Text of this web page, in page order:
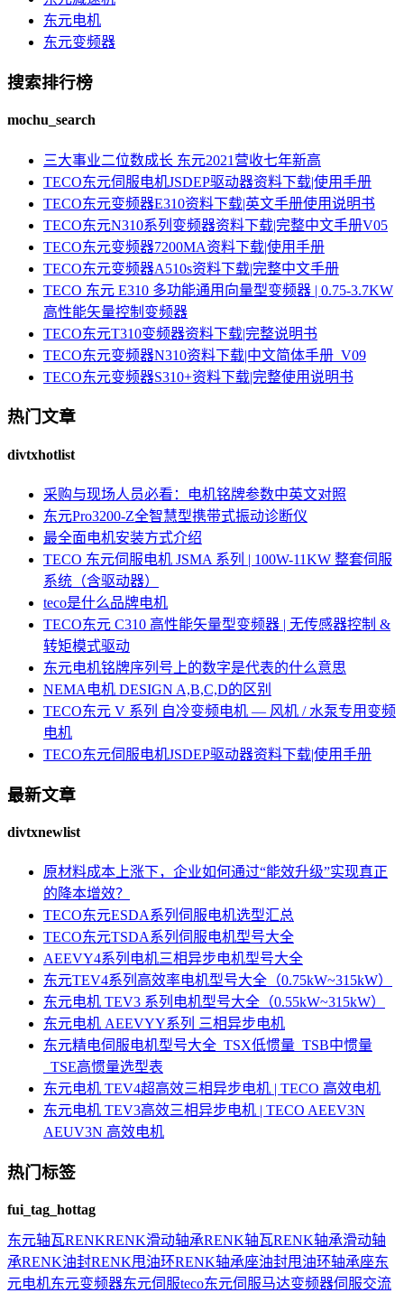
东元电机
东元变频器
搜索排行榜
mochu_search
三大事业二位数成长 东元2021营收七年新高
TECO东元伺服电机JSDEP驱动器资料下载|使用手册
TECO东元变频器E310资料下载|英文手册使用说明书
TECO东元N310系列变频器资料下载|完整中文手册V05
TECO东元变频器7200MA资料下载|使用手册
TECO东元变频器A510s资料下载|完整中文手册
TECO 东元 E310 多功能通用向量型变频器 | 0.75-3.7KW
高性能矢量控制变频器
TECO东元T310变频器资料下载|完整说明书
TECO东元变频器N310资料下载|中文简体手册_V09
TECO东元变频器S310+资料下载|完整使用说明书
热门文章
divtxhotlist
采购与现场人员必看：电机铭牌参数中英文对照
东元Pro3200-Z全智慧型携带式振动诊断仪
最全面电机安装方式介绍
TECO 东元伺服电机 JSMA 系列 | 100W-11KW 整套伺服
系统（含驱动器）
teco是什么品牌电机
TECO东元 C310 高性能矢量型变频器 | 无传感器控制 &
转矩模式驱动
东元电机铭牌序列号上的数字是代表的什么意思
NEMA电机 DESIGN A,B,C,D的区别
TECO东元 V 系列 自冷变频电机 — 风机 / 水泵专用变频
电机
TECO东元伺服电机JSDEP驱动器资料下载|使用手册
最新文章
divtxnewlist
原材料成本上涨下，企业如何通过“能效升级”实现真正
的降本增效？
TECO东元ESDA系列伺服电机选型汇总
TECO东元TSDA系列伺服电机型号大全
AEEVY4系列电机三相异步电机型号大全
东元TEV4系列高效率电机型号大全（0.75kW~315kW）
东元电机 TEV3 系列电机型号大全（0.55kW~315kW）
东元电机 AEEVYY系列 三相异步电机
东元精电伺服电机型号大全_TSX低惯量_TSB中惯量
_TSE高惯量选型表
东元电机 TEV4超高效三相异步电机 | TECO 高效电机
东元电机 TEV3高效三相异步电机 | TECO AEEV3N
AEUV3N 高效电机
热门标签
fui_tag_hottag
东元轴瓦RENKRENK滑动轴承RENK轴瓦RENK轴承滑动轴
承RENK油封RENK甩油环RENK轴承座油封甩油环轴承座东
元电机东元变频器东元伺服teco东元伺服马达变频器伺服交流